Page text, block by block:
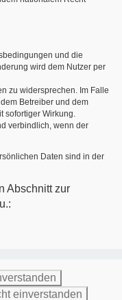
und die
wird dem Nutzer per
zu widersprechen. Im Falle
Betreiber und dem
sofortiger Wirkung.
verbindlich, wenn der
Daten sind in der
Abschnitt zur